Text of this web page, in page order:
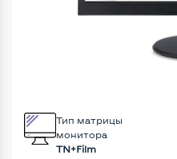
Тип матрицы
монитора
TN+Film